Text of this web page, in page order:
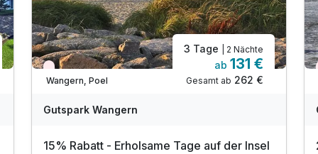
Wieder frei ab September
Wangern, Poel
3 Tage | 2 Nächte
ab 131 €
Gesamt ab 262 €
Gutspark Wangern
15% Rabatt - Erholsame Tage auf der Insel